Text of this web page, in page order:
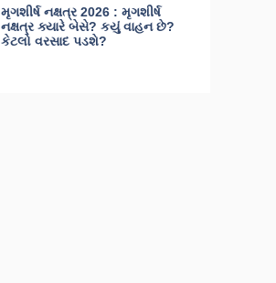
મૃગશીર્ષ નક્ષત્ર 2026 : મૃગશીર્ષ
નક્ષત્ર ક્યારે બેસે? કયું વાહન છે?
કેટલો વરસાદ પડશે?